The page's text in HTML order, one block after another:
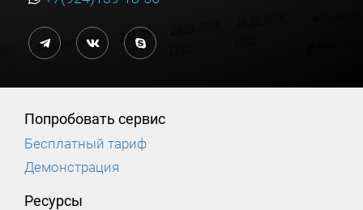
Попробовать сервис
Бесплатный тариф
Демонстрация
Ресурсы